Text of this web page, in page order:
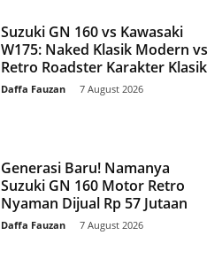
Suzuki GN 160 vs Kawasaki
W175: Naked Klasik Modern vs
Retro Roadster Karakter Klasik
Daffa Fauzan 7 August 2026
Generasi Baru! Namanya
Suzuki GN 160 Motor Retro
Nyaman Dijual Rp 57 Jutaan
Daffa Fauzan 7 August 2026